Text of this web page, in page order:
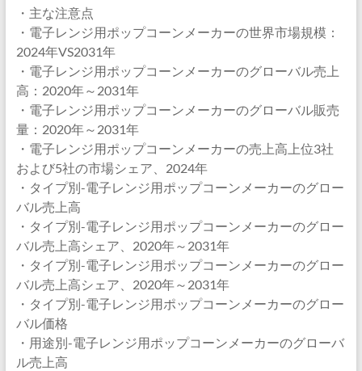
・主な注意点
・電子レンジ用ポップコーンメーカーの世界市場規模：
2024年VS2031年
・電子レンジ用ポップコーンメーカーのグローバル売上
高：2020年～2031年
・電子レンジ用ポップコーンメーカーのグローバル販売
量：2020年～2031年
・電子レンジ用ポップコーンメーカーの売上高上位3社
および5社の市場シェア、2024年
・タイプ別-電子レンジ用ポップコーンメーカーのグロー
バル売上高
・タイプ別-電子レンジ用ポップコーンメーカーのグロー
バル売上高シェア、2020年～2031年
・タイプ別-電子レンジ用ポップコーンメーカーのグロー
バル売上高シェア、2020年～2031年
・タイプ別-電子レンジ用ポップコーンメーカーのグロー
バル価格
・用途別-電子レンジ用ポップコーンメーカーのグローバ
ル売上高